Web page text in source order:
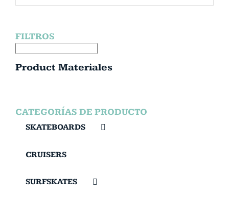
FILTROS
Product Materiales
CATEGORÍAS DE PRODUCTO
SKATEBOARDS
CRUISERS
SURFSKATES